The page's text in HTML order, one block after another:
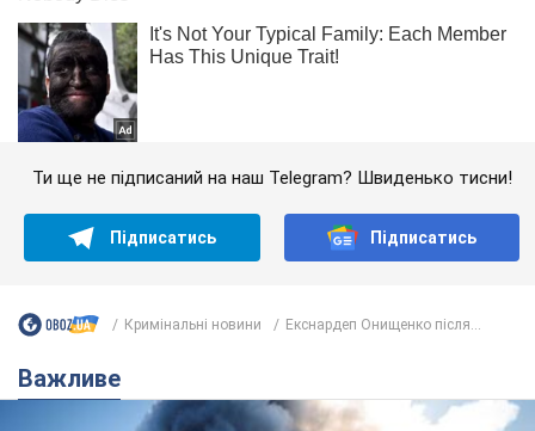
Ти ще не підписаний на наш Telegram? Швиденько тисни!
Підписатись Підписатись
Кримінальні новини Екснардеп Онищенко після...
Важливе